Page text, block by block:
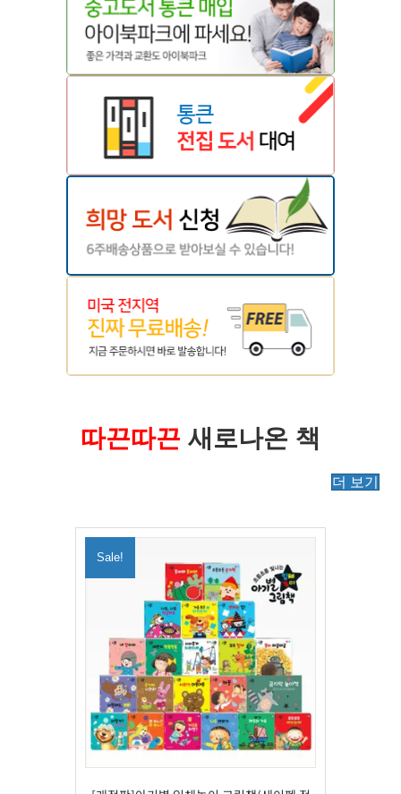
따끈따끈 새로나온 책
더 보기
Sale!